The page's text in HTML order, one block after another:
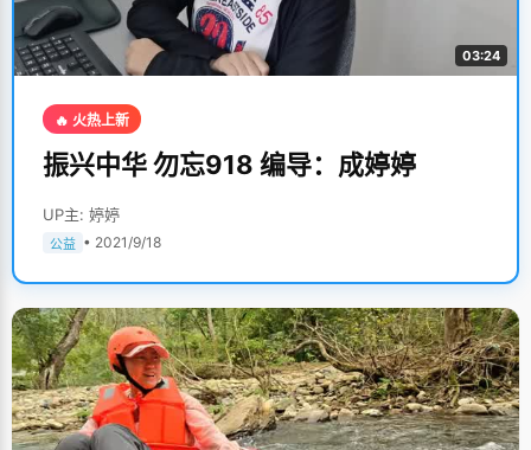
03:24
🔥 火热上新
振兴中华 勿忘918 编导：成婷婷
UP主: 婷婷
公益 • 2021/9/18